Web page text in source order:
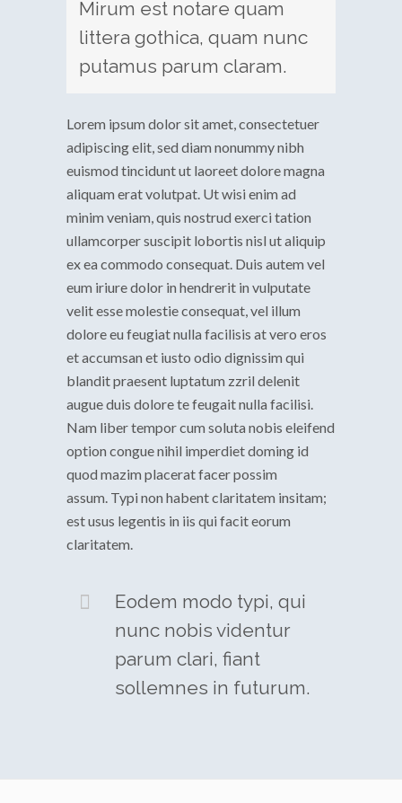
Mirum est notare quam
littera gothica, quam nunc
putamus parum claram.
Lorem ipsum dolor sit amet, consectetuer
adipiscing elit, sed diam nonummy nibh
euismod tincidunt ut laoreet dolore magna
aliquam erat volutpat. Ut wisi enim ad
minim veniam, quis nostrud exerci tation
ullamcorper suscipit lobortis nisl ut aliquip
ex ea commodo consequat. Duis autem vel
eum iriure dolor in hendrerit in vulputate
velit esse molestie consequat, vel illum
dolore eu feugiat nulla facilisis at vero eros
et accumsan et iusto odio dignissim qui
blandit praesent luptatum zzril delenit
augue duis dolore te feugait nulla facilisi.
Nam liber tempor cum soluta nobis eleifend
option congue nihil imperdiet doming id
quod mazim placerat facer possim
assum. Typi non habent claritatem insitam;
est usus legentis in iis qui facit eorum
claritatem.
Eodem modo typi, qui
nunc nobis videntur
parum clari, fiant
sollemnes in futurum.